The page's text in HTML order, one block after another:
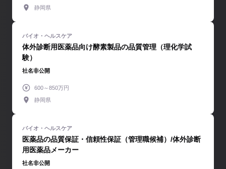
静岡県
体外診断用医薬品向け酵素製品の品質管理（理化学試
験）
社名非公開
600～850万円
静岡県
医薬品の品質保証・信頼性保証（管理職候補）/体外診断
用医薬品メーカー
社名非公開